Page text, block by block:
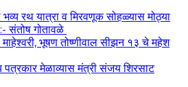
भव्य रथ यात्रा व मिरवणूक सोहळ्यास मोठ्या
संतोष गोतावळे
भूषण तोष्णीवाल सीझन १३ चे महेश
मेळाव्यास मंत्री संजय शिरसाट